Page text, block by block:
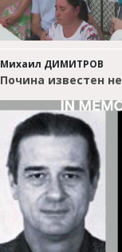
Михаил ДИМИТРОВ
Почина известен